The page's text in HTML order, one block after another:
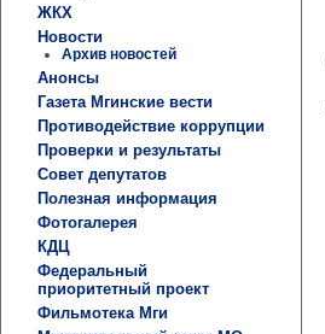
ЖКХ
Новости
Архив новостей
Анонсы
Газета Мгинские вести
Противодействие коррупции
Проверки и результаты
Совет депутатов
Полезная информация
Фотогалерея
КДЦ
Федеральный
приоритетный проект
Фильмотека Мги